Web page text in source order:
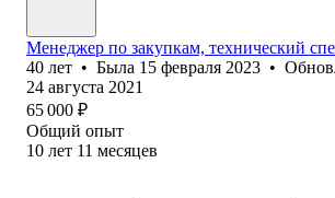
Менеджер по закупкам, технический
40 лет • Была 15 февраля 2023 •
24 августа 2021
65 000 ₽
Общий опыт
10 лет 11 месяцев